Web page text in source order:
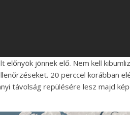
előnyök jönnek elő. Nem kell
20 perccel korábban
távolság repülésére lesz majd